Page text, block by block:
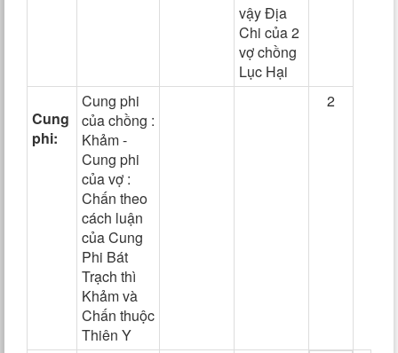
vậy Địa
Chi của 2
vợ chồng
Lục Hại
Cung
phi:
Cung phi
của chồng :
Khảm -
Cung phi
của vợ :
Chấn theo
cách luận
của Cung
Phi Bát
Trạch thì
Khảm và
Chấn thuộc
Thiên Y
2